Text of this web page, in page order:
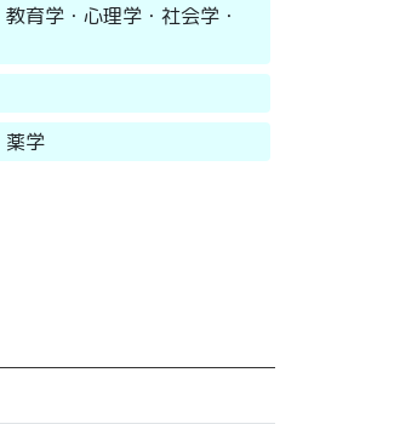
育学・心理学・社会学・
薬学